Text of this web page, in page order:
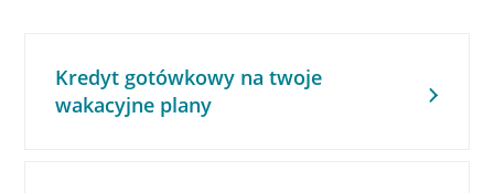
Kredyt gotówkowy na twoje
wakacyjne plany